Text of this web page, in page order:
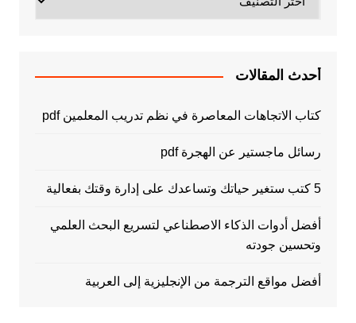
أحدث المقالات
كتاب الاتجاهات المعاصرة في نظم تدريب المعلمين pdf
رسائل ماجستير عن الهجرة pdf
5 كتب ستغير حياتك وتساعدك على إدارة وقتك بفعالية
أفضل أدوات الذكاء الاصطناعي لتسريع البحث العلمي
وتحسين جودته
أفضل مواقع الترجمة من الإنجليزية إلى العربية